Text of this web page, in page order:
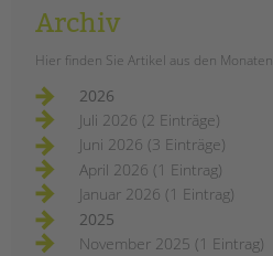
Archiv
Hier finden Sie Artikel aus den Monaten
2026
Juli 2026 (2 Einträge)
Juni 2026 (3 Einträge)
April 2026 (1 Eintrag)
Januar 2026 (1 Eintrag)
2025
November 2025 (1 Eintrag)